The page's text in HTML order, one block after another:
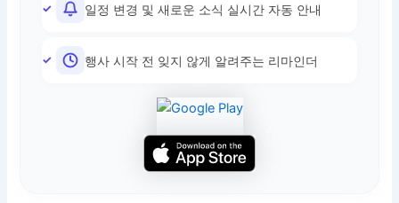
일정 변경 및 새로운 소식 실시간 자동 안내
행사 시작 전 잊지 않게 알려주는 리마인더